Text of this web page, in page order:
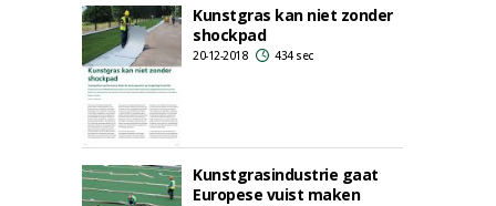
Kunstgras kan niet zonder
shockpad
20-12-2018 434 sec
Kunstgrasindustrie gaat
Europese vuist maken